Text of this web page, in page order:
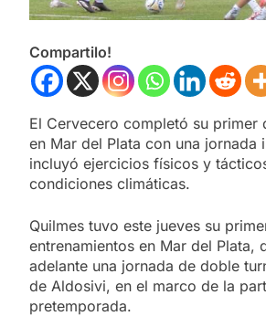
Compartilo!
El Cervecero completó su primer
en Mar del Plata con una jornada
incluyó ejercicios físicos y
condiciones climáticas.
Quilmes tuvo este jueves su
entrenamientos en Mar del Plata,
adelante una jornada de doble
de Aldosivi, en el marco de la
pretemporada.